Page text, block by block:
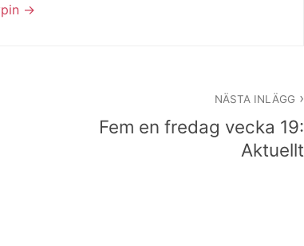
NÄSTA INLÄGG
Fem en fredag vecka 19:
Aktuellt